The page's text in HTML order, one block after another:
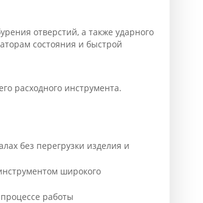
отверстий, а также ударного
состояния и быстрой
расходного инструмента.
без перегрузки изделия и
широкого
работы